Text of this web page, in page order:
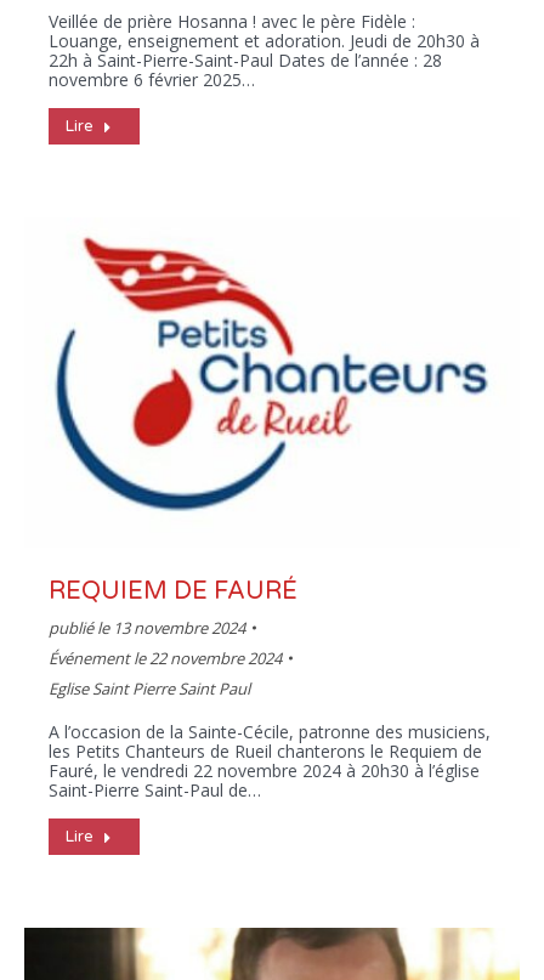
Veillée de prière Hosanna ! avec le père Fidèle :
Louange, enseignement et adoration. Jeudi de 20h30 à
22h à Saint-Pierre-Saint-Paul Dates de l’année : 28
novembre 6 février 2025…
Lire
REQUIEM DE FAURÉ
publié le 13 novembre 2024
Événement le 22 novembre 2024
Eglise Saint Pierre Saint Paul
A l’occasion de la Sainte-Cécile, patronne des musiciens,
les Petits Chanteurs de Rueil chanterons le Requiem de
Fauré, le vendredi 22 novembre 2024 à 20h30 à l’église
Saint-Pierre Saint-Paul de…
Lire